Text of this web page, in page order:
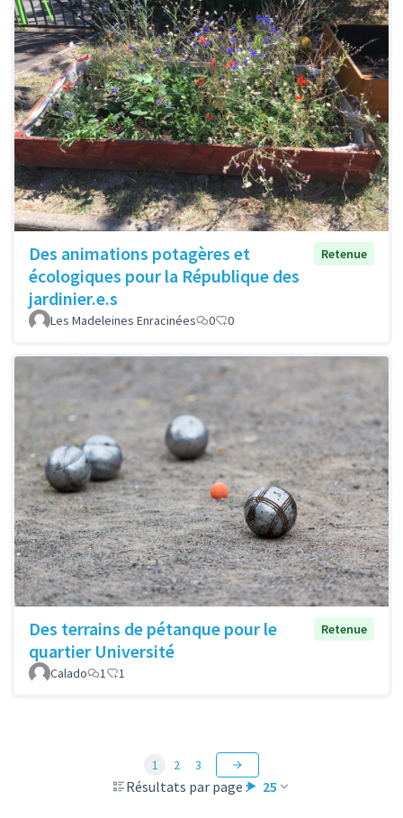
Des animations potagères et
écologiques pour la République des
jardinier.e.s
Retenue
Les Madeleines Enracinées 0 0
Des terrains de pétanque pour le
quartier Université
Retenue
Calado 1 1
Résultats par page : 25
1 2 3